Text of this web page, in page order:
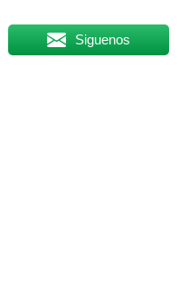
Siguenos